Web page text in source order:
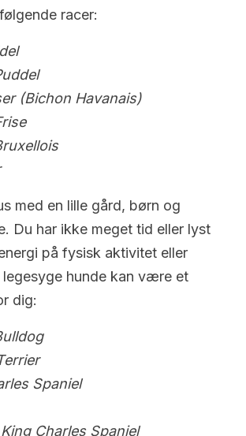
racer:
(Bichon Havanais)
med en lille gård, børn og
Du har ikke meget tid eller lyst
på fysisk aktivitet eller
legesyge hunde kan være et
dig:
Spaniel
Charles Spaniel